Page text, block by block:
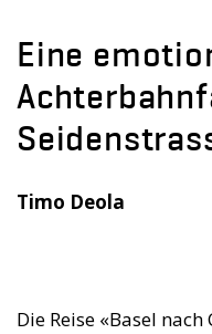
Eine
Timo Deola
Die Reise «Basel